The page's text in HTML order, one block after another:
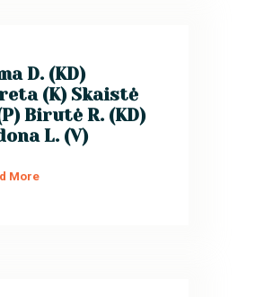
D. (KD)
(K) Skaistė
Birutė R. (KD)
L. (V)
More